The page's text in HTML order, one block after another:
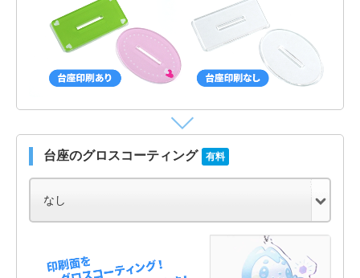
台座のグロスコーティング 有料